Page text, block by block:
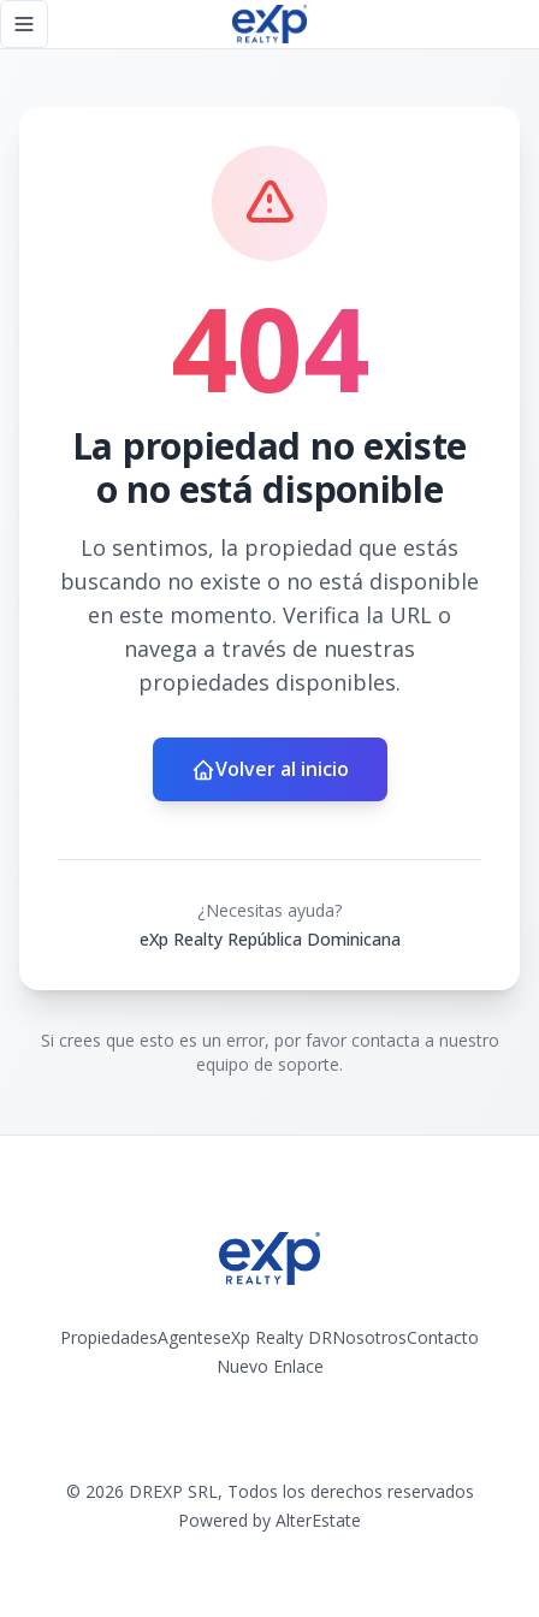
Toggle navigation menu
404
La propiedad no existe
o no está disponible
Lo sentimos, la propiedad que estás
buscando no existe o no está disponible
en este momento. Verifica la URL o
navega a través de nuestras
propiedades disponibles.
Volver al inicio
¿Necesitas ayuda?
eXp Realty República Dominicana
Si crees que esto es un error, por favor contacta a nuestro
equipo de soporte.
PropiedadesAgenteseXp Realty DRNosotrosContacto
Nuevo Enlace
© 2026 DREXP SRL, Todos los derechos reservados
Powered by AlterEstate
Página no encontrada - eXp Realty República Dominicana